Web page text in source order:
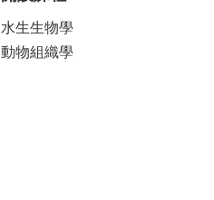
水生生物學
動物組織學